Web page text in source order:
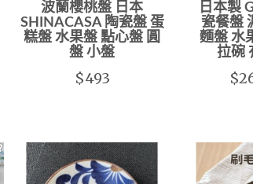
波蘭櫻桃盤 日本
SHINACASA 陶瓷盤 蛋
糕盤 水果盤 點心盤 圓
盤 小盤
$493
日本製
瓷餐盤
麵盤 水
拉碗